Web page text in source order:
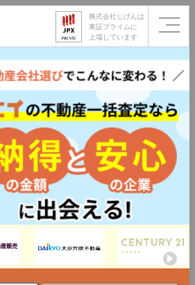
株式会社じげんは
東証プライムに
上場しています